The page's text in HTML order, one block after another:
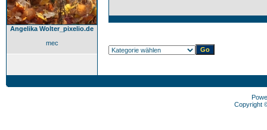
Angelika Wolter_pixelio.de
mec
Copyright